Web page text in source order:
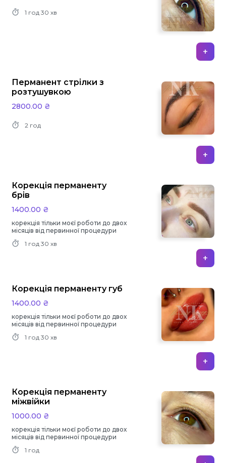
1 год 30 хв
+
Перманент стрілки з
розтушувкою
2800.00 ₴
2 год
+
Корекція перманенту
брів
1400.00 ₴
корекція тільки моєї роботи до двох
місяців від первинної процедури
1 год 30 хв
+
Корекція перманенту губ
1400.00 ₴
корекція тільки моєї роботи до двох
місяців від первинної процедури
1 год 30 хв
+
Корекція перманенту
міжвійки
1000.00 ₴
корекція тільки моєї роботи до двох
місяців від первинної процедури
1 год